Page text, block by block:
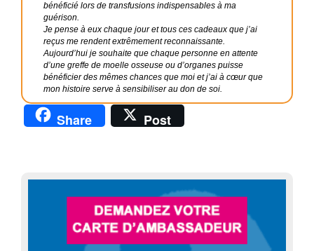
bénéficié lors de transfusions indispensables à ma
guérison.
Je pense à eux chaque jour et tous ces cadeaux que j’ai
reçus me rendent extrêmement reconnaissante.
Aujourd’hui je souhaite que chaque personne en attente
d’une greffe de moelle osseuse ou d’organes puisse
bénéficier des mêmes chances que moi et j’ai à cœur que
mon histoire serve à sensibiliser au don de soi.
Share Post